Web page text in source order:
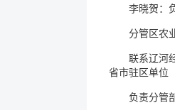
李晓贺：
分管区农
联系辽河
省市驻区单位
负责分管